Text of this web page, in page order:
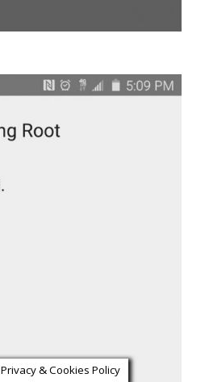
Privacy & Cookies Policy